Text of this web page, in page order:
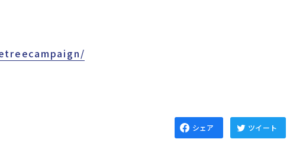
シェア ツイート